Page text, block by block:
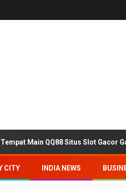
Main QQ88 Situs Slot Gacor
CITY INDIA NEWS